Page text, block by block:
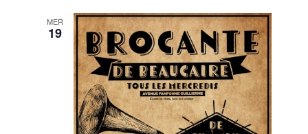
MER
19